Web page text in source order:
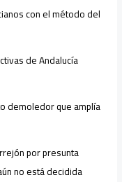
con el método del
de Andalucía
demoledor que amplía
por presunta
no está decidida